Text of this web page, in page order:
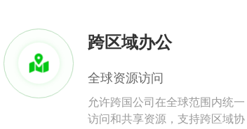
跨区域办公
全球资源访问
允许跨国公司在全球范围内统一
访问和共享资源，支持跨区域协